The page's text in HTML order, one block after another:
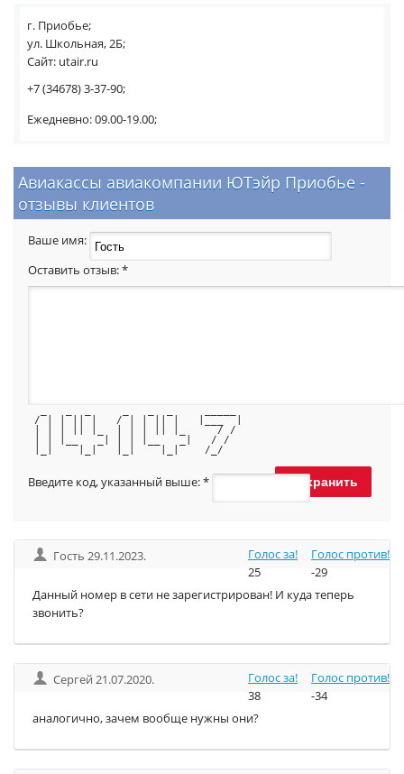
г. Приобье;
ул. Школьная, 2Б;
Сайт: utair.ru
+7 (34678) 3-37-90;
Ежедневно: 09.00-19.00;
Авиакассы авиакомпании ЮТэйр Приобье -
отзывы клиентов
Ваше имя:
Оставить отзыв:*
/ | | || |   / | | || |   |___  |
| | | || |_  | | | || |_     / /
| | |__   _| | | |__   _|   / /
|_|    |_|   |_|    |_|    /_/
Введите код, указанный выше:*
Гость 29.11.2023.
Голос за!
25
Голос против!
-29
Данный номер в сети не зарегистрирован! И куда теперь
звонить?
Сергей 21.07.2020.
Голос за!
38
Голос против!
-34
аналогично, зачем вообще нужны они?